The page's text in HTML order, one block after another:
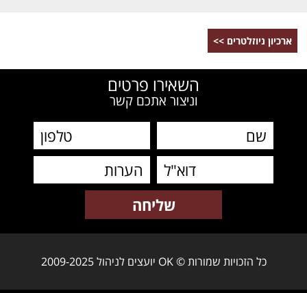
ארכיון ניוזלטרים >>
השאירו פרטים
וניצור אתכם קשר
כל הזכויות שמורות © OK יועצים לניהול 2009-2025